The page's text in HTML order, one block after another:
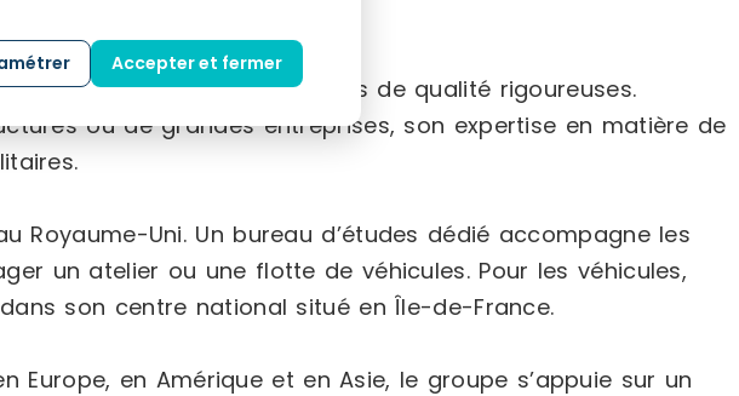
conçus selon des normes de qualité rigoureuses.
ou de grandes entreprises, son expertise en matière de
Royaume-Uni. Un bureau d’études dédié accompagne les
un atelier ou une flotte de véhicules. Pour les véhicules,
son centre national situé en Île-de-France.
Europe, en Amérique et en Asie, le groupe s’appuie sur un
Accepter et fermer